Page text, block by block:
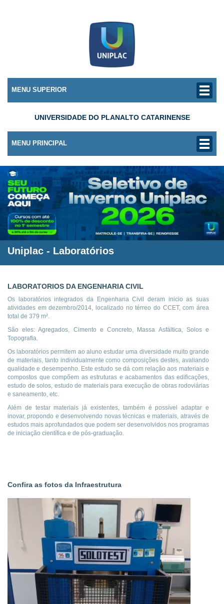
MENU SUPERIOR
UNIVERSIDADE DO PLANALTO CATARINENSE
MENU PRINCIPAL
Uniplac - Laboratórios
LABORATORIOS DA ENGENHARIA CIVIL
Os laboratórios integrados da Engenharia Civil deram inicio as suas
atividades em dezembro/2014, localizado no térreo do CCET, com área
total de 379 m².
São eles: Agregados, Cimento e Concreto, Massa Asfáltica, Solos e
Topografia.
Os laboratórios permitem ao aluno estudar uma diversidade muito grande
de materiais, tanto individualmente como composições destes, avaliando
qualidade e desempenho. Este estudo se dá com relação aos materiais e
compostos que compõem as estruturas e acabamentos das edificações,
estudo de solos, estudo de materiais para execução de obras rodoviárias
e saneamento, etc.
Além de testar materiais já existentes, também é possível adaptar e
inovar, propondo e desenvolvendo novas técnicas e materiais, através de
estudos mais aprofundados que podem ser desenvolvidos nos programas
de iniciação científica e de pós-graduação.
Confira as fotos da Infraestrutura